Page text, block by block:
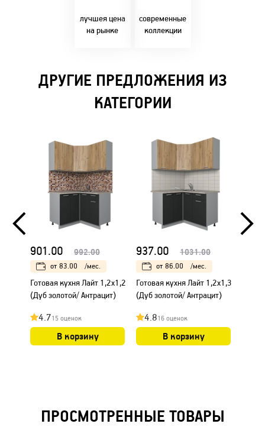
лучшея цена
на рынке
современные
коллекции
решениями!
ДРУГИЕ ПРЕДЛОЖЕНИЯ ИЗ
КАТЕГОРИИ
901.00 992.00
от 83.00 /мес.
Готовая кухня Лайт 1,2x1,2
(Дуб золотой/ Антрацит)
4.715 оценок
В корзину
937.00 1031.00
от 86.00 /мес.
Готовая кухня Лайт 1,2x1,3
(Дуб золотой/ Антрацит)
4.816 оценок
В корзину
ПРОСМОТРЕННЫЕ ТОВАРЫ